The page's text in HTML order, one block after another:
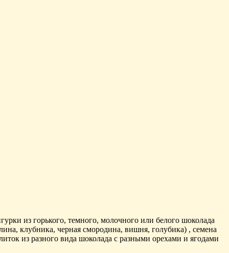
из горького, темного, молочного или белого шоколада
клубника, черная смородина, вишня, голубика) , семена
из разного вида шоколада с разными орехами и ягодами